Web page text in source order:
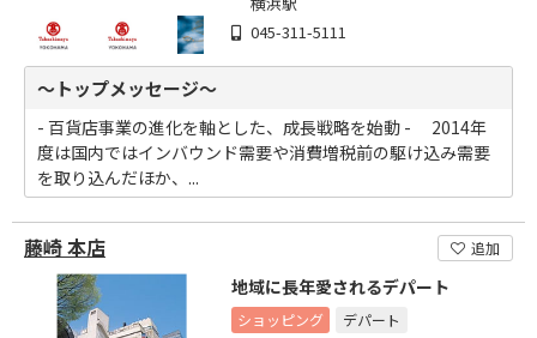
045-311-5111
～トップメッセージ～
- 百貨店事業の進化を軸とした、成長戦略を始動 - 2014年
度は国内ではインバウンド需要や消費増税前の駆け込み需要
を取り込んだほか、...
藤崎 本店 追加
地域に長年愛されるデパート
ショッピング デパート